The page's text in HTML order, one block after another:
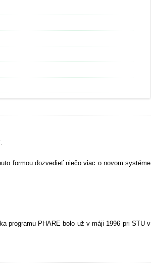
formou dozvedieť niečo viac o novom systéme
programu PHARE bolo už v máji 1996 pri STU v